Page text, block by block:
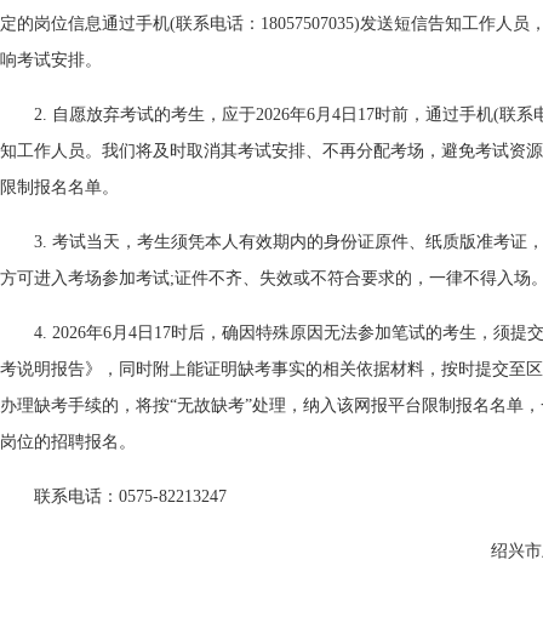
定的岗位信息通过手机(联系电话：18057507035)发送短信告知工作人员
响考试安排。
2. 自愿放弃考试的考生，应于2026年6月4日17时前，通过手机(联系
知工作人员。我们将及时取消其考试安排、不再分配考场，避免考试资
限制报名名单。
3. 考试当天，考生须凭本人有效期内的身份证原件、纸质版准考证
方可进入考场参加考试;证件不齐、失效或不符合要求的，一律不得入场
4. 2026年6月4日17时后，确因特殊原因无法参加笔试的考生，须提
考说明报告》，同时附上能证明缺考事实的相关依据材料，按时提交至
办理缺考手续的，将按“无故缺考”处理，纳入该网报平台限制报名名单
岗位的招聘报名。
联系电话：0575-82213247
绍兴